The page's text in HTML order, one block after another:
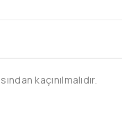
kaçınılmalıdır.